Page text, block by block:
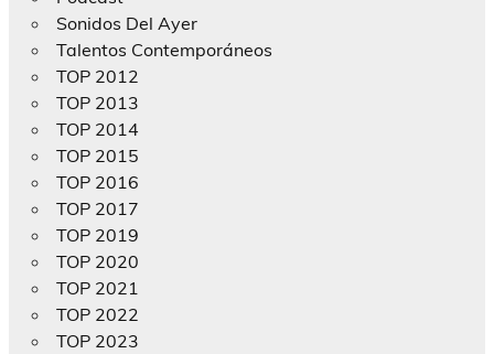
Sonidos Del Ayer
Talentos Contemporáneos
TOP 2012
TOP 2013
TOP 2014
TOP 2015
TOP 2016
TOP 2017
TOP 2019
TOP 2020
TOP 2021
TOP 2022
TOP 2023